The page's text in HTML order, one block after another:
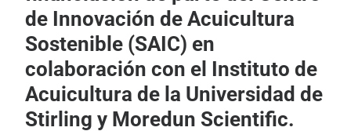
de Innovación de Acuicultura
Sostenible (SAIC) en
colaboración con el Instituto de
Acuicultura de la Universidad de
Stirling y Moredun Scientific.